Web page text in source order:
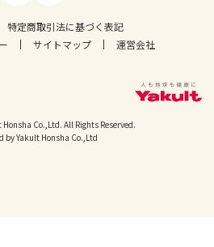
特定商取引法に基づく表記
サイトマップ 運営会社
Co.,Ltd. All Rights Reserved.
by Yakult Honsha Co.,Ltd